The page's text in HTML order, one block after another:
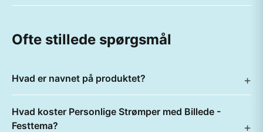
Ofte stillede spørgsmål
Hvad er navnet på produktet?
Hvad koster Personlige Strømper med Billede -
Festtema?